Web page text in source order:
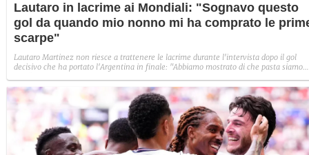
Lautaro in lacrime ai Mondiali: "Sognavo questo
gol da quando mio nonno mi ha comprato le
scarpe"
Lautaro Martinez non riesce a trattenere le lacrime durante l'intervista dopo il gol
decisivo che ha portato l'Argentina in finale: "Abbiamo mostrato di che pasta siamo